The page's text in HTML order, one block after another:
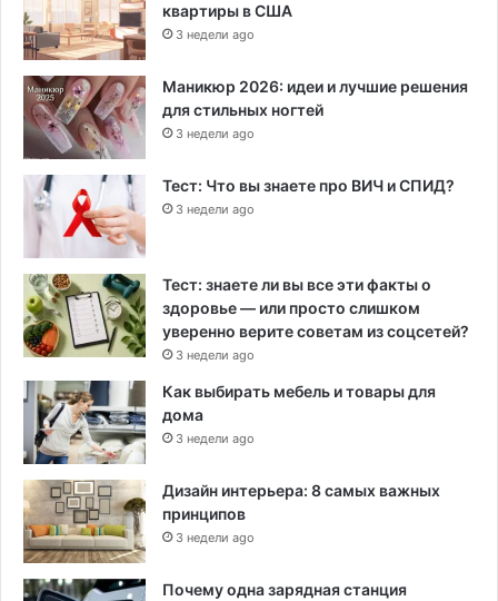
квартиры в США
3 недели ago
Маникюр 2026: идеи и лучшие решения
для стильных ногтей
3 недели ago
Тест: Что вы знаете про ВИЧ и СПИД?
3 недели ago
Тест: знаете ли вы все эти факты о
здоровье — или просто слишком
уверенно верите советам из соцсетей?
3 недели ago
Как выбирать мебель и товары для
дома
3 недели ago
Дизайн интерьера: 8 самых важных
принципов
3 недели ago
Почему одна зарядная станция